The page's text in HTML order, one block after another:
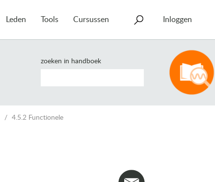
Leden Tools Cursussen Inloggen
zoeken in handboek
4.5.2 Functionele